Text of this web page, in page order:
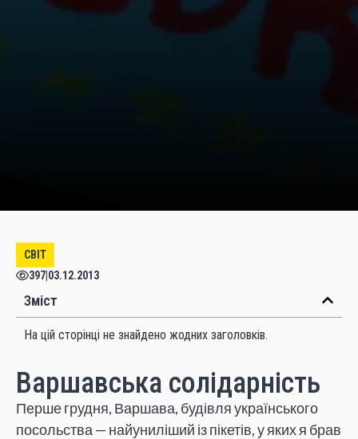
СВІТ
397 03.12.2013
Зміст
На цій сторінці не знайдено жодних заголовків.
Варшавська солідарність
Перше грудня, Варшава, будівля українського
посольства — найуниліший із пікетів, у яких я брав